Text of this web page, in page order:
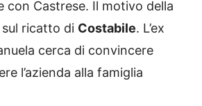
con Castrese. Il motivo della
ricatto di Costabile. L’ex
cerca di convincere
l’azienda alla famiglia